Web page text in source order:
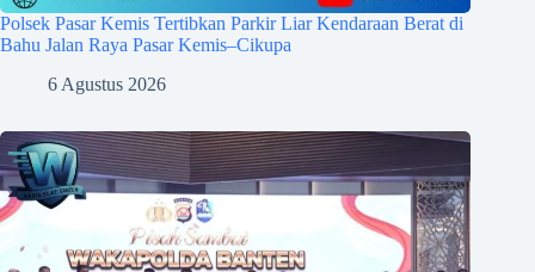
Polsek Pasar Kemis Tertibkan Parkir Liar Kendaraan Berat di
Bahu Jalan Raya Pasar Kemis–Cikupa
6 Agustus 2026